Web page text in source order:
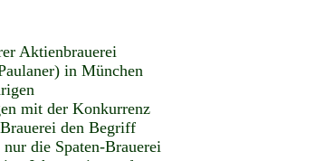
Aktienbrauerei
in München
mit der Konkurrenz
den Begriff
die Spaten-Brauerei